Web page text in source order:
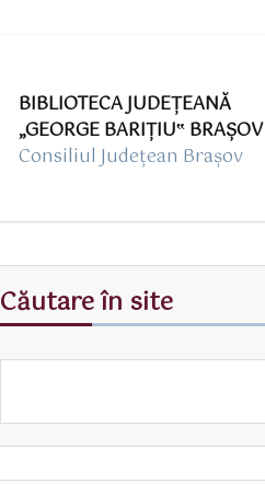
BIBLIOTECA JUDEȚEANĂ
„GEORGE BARIŢIU‟ BRAŞOV
Consiliul Județean Brașov
Căutare în site